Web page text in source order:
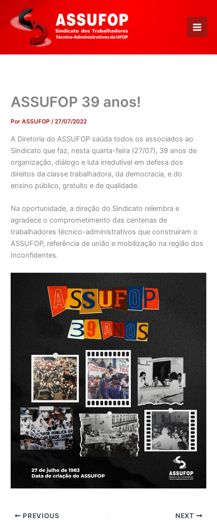
para
conteúdo
ASSUFOP 39 anos!
PorASSUFOP/27/07/2022
A Diretoria do ASSUFOP saúda todos os associados ao
Sindicato que faz, nesta quarta-feira (27/07), 39 anos de
organização, diálogo e luta irredutível em defesa dos
direitos da classe trabalhadora, da democracia, e do
ensino público, gratuito e de qualidade.
Na oportunidade, a direção do Sindicato relembra e
agradece o comprometimento das centenas de
trabalhadores técnico-administrativos que construíram o
ASSUFOP, referência de união e mobilização na região dos
Inconfidentes.
PREVIOUS NEXT